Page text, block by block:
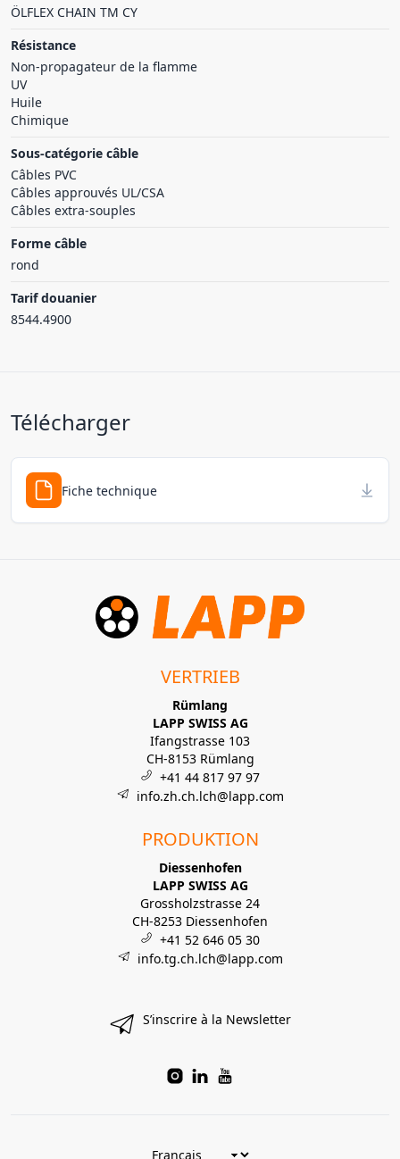
ÖLFLEX CHAIN TM CY
Résistance
Non-propagateur de la flamme
UV
Huile
Chimique
Sous-catégorie câble
Câbles PVC
Câbles approuvés UL/CSA
Câbles extra-souples
Forme câble
rond
Tarif douanier
8544.4900
Télécharger
Fiche technique
VERTRIEB
Rümlang
LAPP SWISS AG
Ifangstrasse 103
CH-8153 Rümlang
+41 44 817 97 97
info.zh.ch.lch@lapp.com
PRODUKTION
Diessenhofen
LAPP SWISS AG
Grossholzstrasse 24
CH-8253 Diessenhofen
+41 52 646 05 30
info.tg.ch.lch@lapp.com
S’inscrire à la Newsletter